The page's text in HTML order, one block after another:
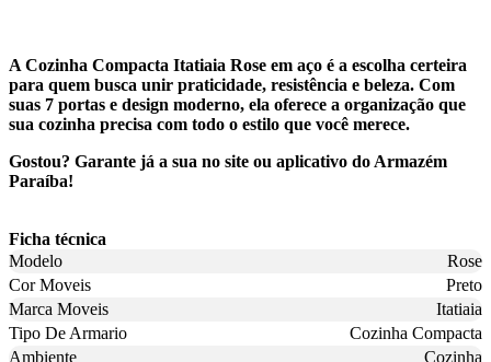
A Cozinha Compacta Itatiaia Rose em aço é a escolha certeira
para quem busca unir praticidade, resistência e beleza. Com
suas 7 portas e design moderno, ela oferece a organização que
sua cozinha precisa com todo o estilo que você merece.
Gostou? Garante já a sua no site ou aplicativo do Armazém
Paraíba!
Ficha técnica
Modelo
Rose
Cor Moveis
Preto
Marca Moveis
Itatiaia
Tipo De Armario
Cozinha Compacta
Ambiente
Cozinha